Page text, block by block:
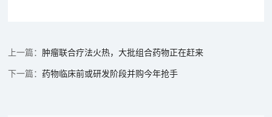
肿瘤联合疗法火热，大批组合药物正在赶来
药物临床前或研发阶段并购今年抢手